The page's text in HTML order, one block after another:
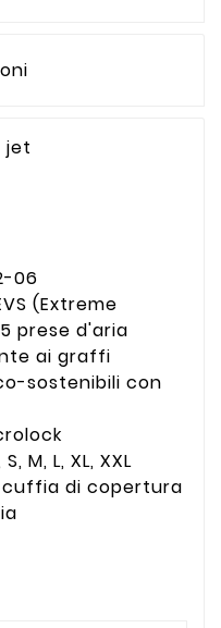
jet
06
(Extreme
prese d'aria
ai graffi
sostenibili con
M, L, XL, XXL
cuffia di copertura